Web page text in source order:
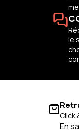
le
Click
En